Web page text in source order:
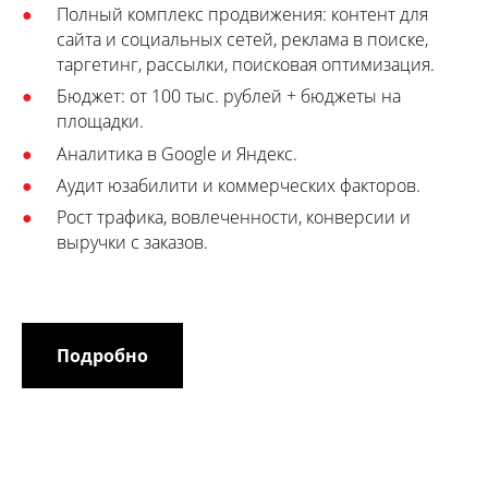
Полный комплекс продвижения: контент для
сайта и социальных сетей, реклама в поиске,
таргетинг, рассылки, поисковая оптимизация.
Бюджет: от 100 тыс. рублей + бюджеты на
площадки.
Аналитика в Google и Яндекс.
Аудит юзабилити и коммерческих факторов.
Рост трафика, вовлеченности, конверсии и
выручки с заказов.
Подробно